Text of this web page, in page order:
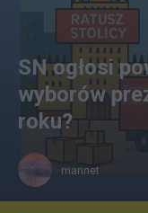
SN ogłosi
wyborów
roku?
mannet